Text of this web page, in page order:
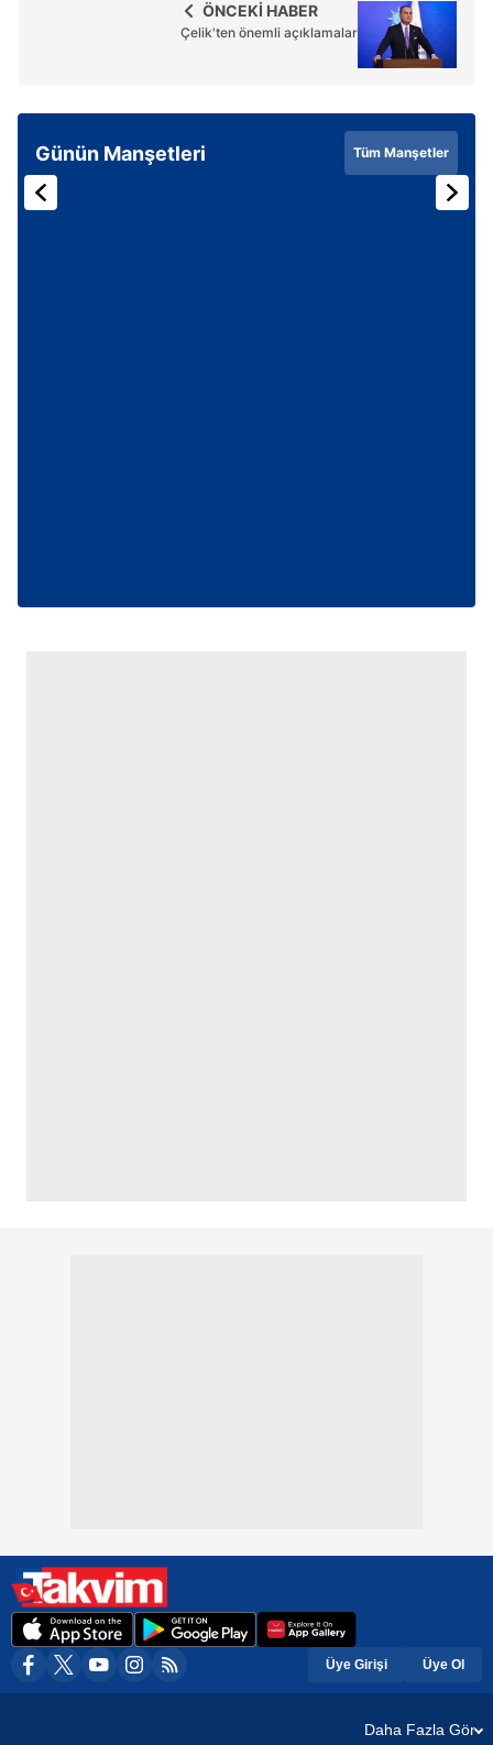
ÖNCEKİ HABER
Çelik'ten önemli açıklamalar
Günün Manşetleri Tüm Manşetler
Üye Girişi Üye Ol
Daha Fazla Gör